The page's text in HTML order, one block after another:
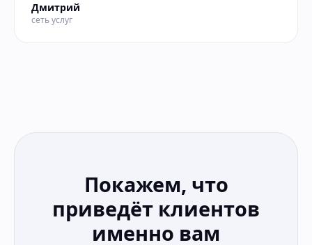
Дмитрий
сеть услуг
Покажем, что
приведёт клиентов
именно вам